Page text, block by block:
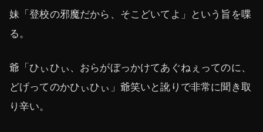
妹「登校の邪魔だから、そこどいてよ」という旨を喋
る。
爺「ひぃひぃ、おらがぼっかけてあぐねぇってのに、
どげってのかひぃひぃ」爺笑いと訛りで非常に聞き取
り辛い。